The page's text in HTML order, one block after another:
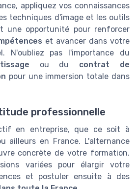
appliquez vos connaissances
techniques d'image et les outils
une opportunité pour renforcer
et avancer dans votre
N'oubliez pas l'importance du
ou du contrat de
pour une immersion totale dans
professionnelle
en entreprise, que ce soit à
ailleurs en France. L'alternance
concrète de votre formation.
variées pour élargir votre
et postuler ensuite à des